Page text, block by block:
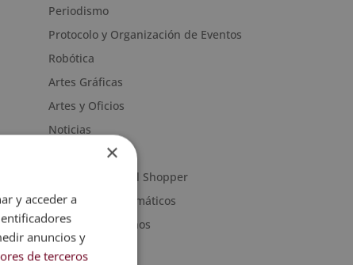
Periodismo
Protocolo y Organización de Eventos
Robótica
Artes Gráficas
Artes y Oficios
Noticias
Moda & Personal Shopper
Programas informáticos
Recursos Humanos
×
y acceder a
anuncios y
de terceros